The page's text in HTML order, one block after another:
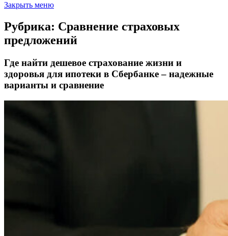
Закрыть меню
Рубрика: Сравнение страховых
предложений
Где найти дешевое страхование жизни и
здоровья для ипотеки в Сбербанке – надежные
варианты и сравнение